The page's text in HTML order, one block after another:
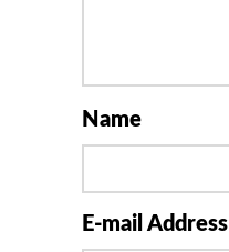
Name
E-mail Address